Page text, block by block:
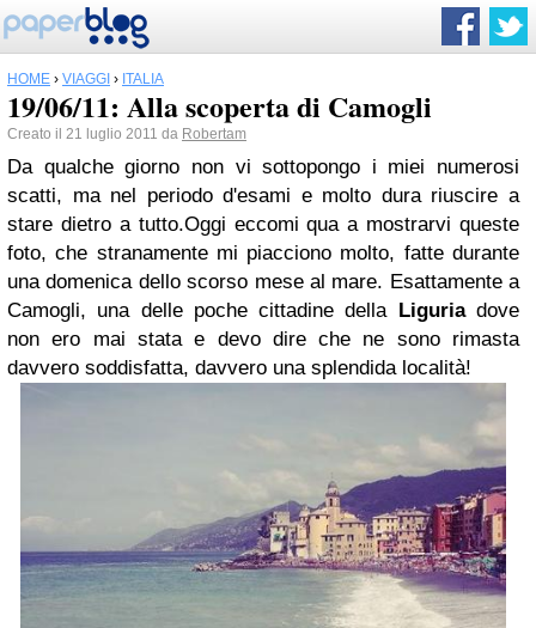
HOME › VIAGGI › ITALIA
19/06/11: Alla scoperta di Camogli
Creato il 21 luglio 2011 da Robertam
Da qualche giorno non vi sottopongo i miei numerosi
scatti, ma nel periodo d'esami e molto dura riuscire a
stare dietro a tutto.Oggi eccomi qua a mostrarvi queste
foto, che stranamente mi piacciono molto, fatte durante
una domenica dello scorso mese al mare. Esattamente a
Camogli, una delle poche cittadine della Liguriadove
non ero mai stata e devo dire che ne sono rimasta
davvero soddisfatta, davvero una splendida località!